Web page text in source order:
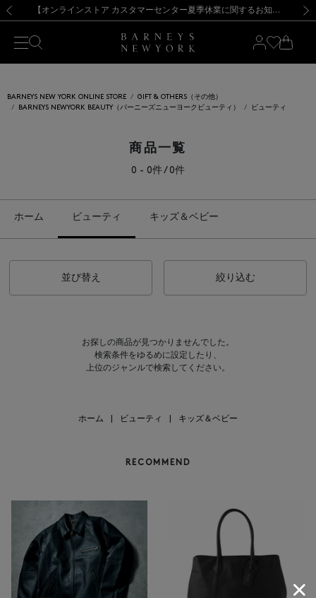
新規登録のお客様も対象！＜MY BARNEYS＞会員のお客様は11,000円（税込）以上のお買上げで常時送料無料！お買い物の際は会員登録を！
【夏季休業に伴う出荷一時停止のお知らせ】(2026.8.7) 【オンラインストア カスタマーセンター夏季休業に関するお知らせ】（2026.8.7）
【夏季休業に伴う返品・交換承り一時停止のお知らせ】（2026.8.5）
熊本県を中心とした地震の影響によるお荷物のお届けについて
【開催中】SUMMER SALEのご案内・ご注意事項 新規登録のお客様も対象！＜MY BARNEYS＞会員のお客様は11,000円（税込）以上のお買上げで常時送料無料！お買い物の際は会員登録を！
【夏季休業に伴う出荷一時停止のお知らせ】(2026.8.7)
BARNEYS NEW YORK ONLINE STORE
GIFT & OTHERS（その他）
BARNEYS NEWYORK BEAUTY（バーニーズニューヨークビューティ）
ビューティ
商品一覧
0 - 0件 / 0件
ホーム ビューティ キッズ＆ベビー
並び替え 絞り込む
お探しの商品が見つかりませんでした。
検索条件をゆるめに設定したり、
上位のジャンルで検索してください。
ホーム ビューティ キッズ＆ベビー
RECOMMEND